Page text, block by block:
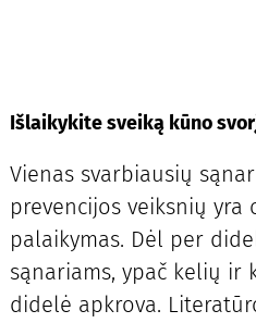
Išlaikykite sveiką kūno
Vienas svarbiausių
prevencijos veiksnių yra
palaikymas. Dėl per
sąnariams, ypač kelių ir
didelė apkrova.